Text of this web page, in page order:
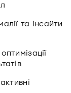
та інсайти